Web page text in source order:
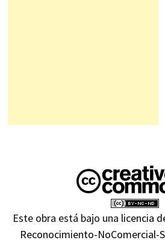
Este obra está bajo una licencia
Reconocimiento-NoComercial-